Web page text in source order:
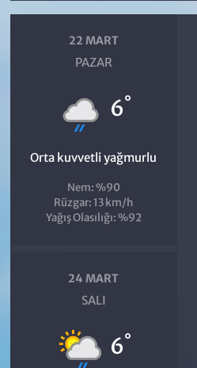
22 MART
PAZAR
6°
Orta kuvvetli yağmurlu
Nem: %90
Rüzgar: 13 km/h
Yağış Olasılığı: %92
24 MART
SALI
6°